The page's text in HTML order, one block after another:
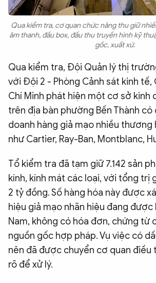
Qua kiểm tra, cơ quan chức năng thu giữ
âm thanh, đầu box, đầu thu truyền hình kỹ
gốc, xuất xứ.
Qua kiểm tra, Đội Quản lý thị
với Đội 2 - Phòng Cảnh sát kinh tế,
Chí Minh phát hiện một cơ sở kinh
trên địa bàn phường Bến Thành có
doanh hàng giả mạo nhiều thương
như Cartier, Ray-Ban, Montblanc,
Tổ kiểm tra đã tạm giữ 7.142 sản
kính, kính mát các loại, với tổng trị
2 tỷ đồng. Số hàng hóa này được
hiệu giả mạo nhãn hiệu đang được
Nam, không có hóa đơn, chứng từ
nguồn gốc hợp pháp. Vụ việc có
nên đã được chuyển cơ quan điều
rõ để xử lý.